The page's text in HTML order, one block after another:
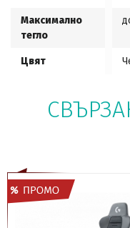
Максимално
тегло
Цвят